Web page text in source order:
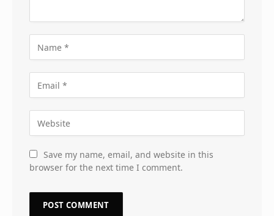
Save my name, email, and website in this
browser for the next time I comment.